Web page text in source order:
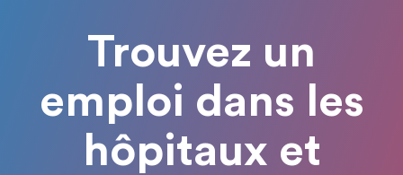
Trouvez un
emploi dans les
hôpitaux et